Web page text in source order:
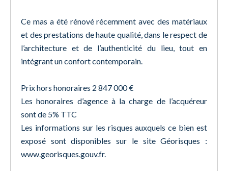
Ce mas a été rénové récemment avec des matériaux
et des prestations de haute qualité, dans le respect de
l’architecture et de l’authenticité du lieu, tout en
intégrant un confort contemporain.
Prix hors honoraires 2 847 000 €
Les honoraires d’agence à la charge de l’acquéreur
sont de 5% TTC
Les informations sur les risques auxquels ce bien est
exposé sont disponibles sur le site Géorisques :
www.georisques.gouv.fr.